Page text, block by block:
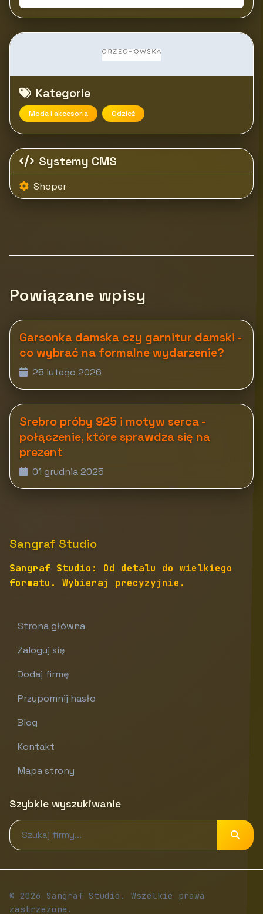
Kategorie
Moda i akcesoria Odzież
Systemy CMS
Shoper
Powiązane wpisy
Garsonka damska czy garnitur damski -
co wybrać na formalne wydarzenie?
25 lutego 2026
Srebro próby 925 i motyw serca -
połączenie, które sprawdza się na
prezent
01 grudnia 2025
Sangraf Studio
Sangraf Studio: Od detalu do wielkiego
formatu. Wybieraj precyzyjnie.
Strona główna
Zaloguj się
Dodaj firmę
Przypomnij hasło
Blog
Kontakt
Mapa strony
Szybkie wyszukiwanie
© 2026 Sangraf Studio. Wszelkie prawa
zastrzeżone.